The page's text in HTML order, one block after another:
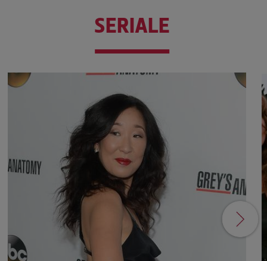
SERIALE